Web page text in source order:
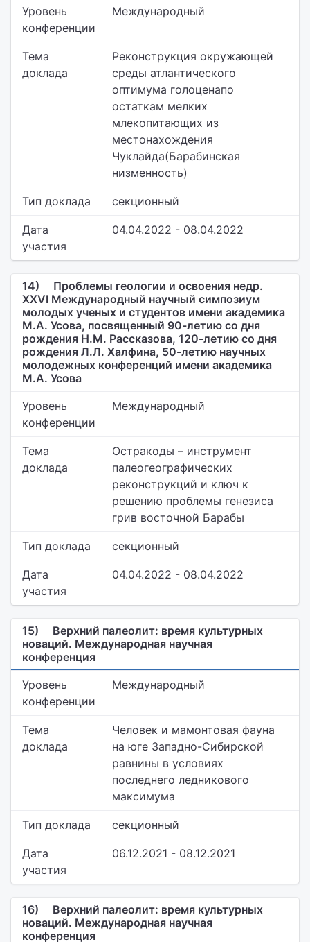
Уровень
конференции
Международный
Тема
доклада
Реконструкция окружающей
среды атлантического
оптимума голоценапо
остаткам мелких
млекопитающих из
местонахождения
Чуклайда(Барабинская
низменность)
Тип доклада секционный
Дата
участия
04.04.2022 - 08.04.2022
14)
Проблемы геологии и освоения недр.
XXVI Международный научный симпозиум
молодых ученых и студентов имени академика
М.А. Усова, посвященный 90-летию со дня
рождения Н.М. Рассказова, 120-летию со дня
рождения Л.Л. Халфина, 50-летию научных
молодежных конференций имени академика
М.А. Усова
Уровень
конференции
Международный
Тема
доклада
Остракоды – инструмент
палеогеографических
реконструкций и ключ к
решению проблемы генезиса
грив восточной Барабы
Тип доклада секционный
Дата
участия
04.04.2022 - 08.04.2022
15)
Верхний палеолит: время культурных
новаций. Международная научная
конференция
Уровень
конференции
Международный
Тема
доклада
Человек и мамонтовая фауна
на юге Западно-Сибирской
равнины в условиях
последнего ледникового
максимума
Тип доклада секционный
Дата
участия
06.12.2021 - 08.12.2021
16)
Верхний палеолит: время культурных
новаций. Международная научная
конференция